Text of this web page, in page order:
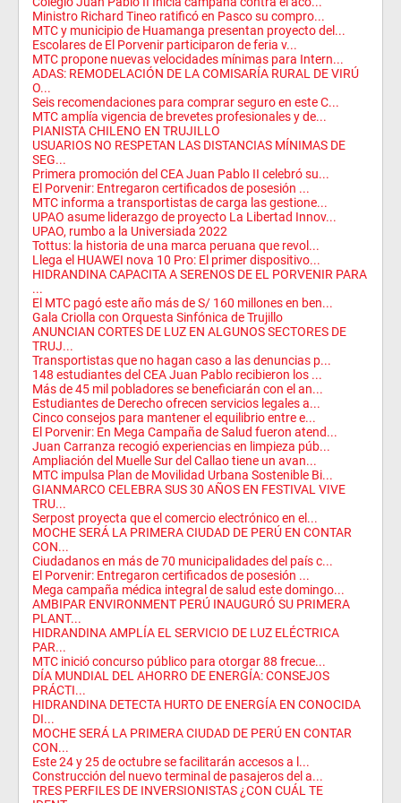
Ministro Richard Tineo ratificó en Pasco su compro...
MTC y municipio de Huamanga presentan proyecto del...
Escolares de El Porvenir participaron de feria v...
MTC propone nuevas velocidades mínimas para Intern...
ADAS: REMODELACIÓN DE LA COMISARÍA RURAL DE VIRÚ
O...
Seis recomendaciones para comprar seguro en este C...
MTC amplía vigencia de brevetes profesionales y de...
PIANISTA CHILENO EN TRUJILLO
USUARIOS NO RESPETAN LAS DISTANCIAS MÍNIMAS DE
SEG...
Primera promoción del CEA Juan Pablo II celebró su...
El Porvenir: Entregaron certificados de posesión ...
MTC informa a transportistas de carga las gestione...
UPAO asume liderazgo de proyecto La Libertad Innov...
UPAO, rumbo a la Universiada 2022
Tottus: la historia de una marca peruana que revol...
Llega el HUAWEI nova 10 Pro: El primer dispositivo...
HIDRANDINA CAPACITA A SERENOS DE EL PORVENIR PARA
...
El MTC pagó este año más de S/ 160 millones en ben...
Gala Criolla con Orquesta Sinfónica de Trujillo
ANUNCIAN CORTES DE LUZ EN ALGUNOS SECTORES DE
TRUJ...
Transportistas que no hagan caso a las denuncias p...
148 estudiantes del CEA Juan Pablo recibieron los ...
Más de 45 mil pobladores se beneficiarán con el an...
Estudiantes de Derecho ofrecen servicios legales a...
Cinco consejos para mantener el equilibrio entre e...
El Porvenir: En Mega Campaña de Salud fueron atend...
Juan Carranza recogió experiencias en limpieza púb...
Ampliación del Muelle Sur del Callao tiene un avan...
MTC impulsa Plan de Movilidad Urbana Sostenible Bi...
GIANMARCO CELEBRA SUS 30 AÑOS EN FESTIVAL VIVE
TRU...
Serpost proyecta que el comercio electrónico en el...
MOCHE SERÁ LA PRIMERA CIUDAD DE PERÚ EN CONTAR
CON...
Ciudadanos en más de 70 municipalidades del país c...
El Porvenir: Entregaron certificados de posesión ...
Mega campaña médica integral de salud este domingo...
AMBIPAR ENVIRONMENT PERÚ INAUGURÓ SU PRIMERA
PLANT...
HIDRANDINA AMPLÍA EL SERVICIO DE LUZ ELÉCTRICA
PAR...
MTC inició concurso público para otorgar 88 frecue...
DÍA MUNDIAL DEL AHORRO DE ENERGÍA: CONSEJOS
PRÁCTI...
HIDRANDINA DETECTA HURTO DE ENERGÍA EN CONOCIDA
DI...
MOCHE SERÁ LA PRIMERA CIUDAD DE PERÚ EN CONTAR
CON...
Este 24 y 25 de octubre se facilitarán accesos a l...
Construcción del nuevo terminal de pasajeros del a...
TRES PERFILES DE INVERSIONISTAS ¿CON CUÁL TE